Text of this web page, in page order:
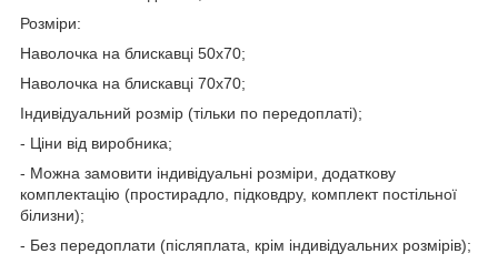
Розміри:
Наволочка на блискавці 50х70;
Наволочка на блискавці 70х70;
Індивідуальний розмір (тільки по передоплаті);
- Ціни від виробника;
- Можна замовити індивідуальні розміри, додаткову
комплектацію (простирадло, підковдру, комплект постільної
білизни);
- Без передоплати (післяплата, крім індивідуальних розмірів);